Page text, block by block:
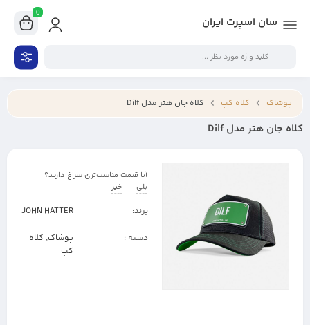
سان اسپرت ایران
0
پوشاک کلاه کپ کلاه جان هتر مدل Dilf
کلاه جان هتر مدل Dilf
آیا قیمت مناسب‌تری سراغ دارید؟
بلی
خیر
برند: JOHN HATTER
دسته : پوشاک, کلاه
کپ